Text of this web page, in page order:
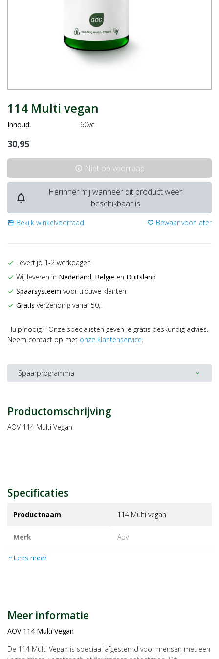
114 Multi vegan
Inhoud: 60vc
30,95
info Niet op voorraad
notifications_none
Herinner mij wanneer dit product weer
beschikbaar is
storefront Bekijk winkelvoorraad favorite_border Bewaar voor later
check Levertijd 1-2 werkdagen
check Wij leveren in Nederland, België en Duitsland
check Spaarsysteem voor trouwe klanten
check Gratis verzending vanaf 50,-
Hulp nodig? Onze specialisten geven je gratis deskundig advies.
Neem contact op met onze klantenservice.
Spaarprogramma expand_more
Productomschrijving
AOV 114 Multi Vegan
Specificaties
Productnaam 114 Multi vegan
Merk aov
EAN
expand_more Lees meer
Meer informatie
AOV 114 Multi Vegan
De 114 Multi Vegan is speciaal afgestemd voor mensen met een